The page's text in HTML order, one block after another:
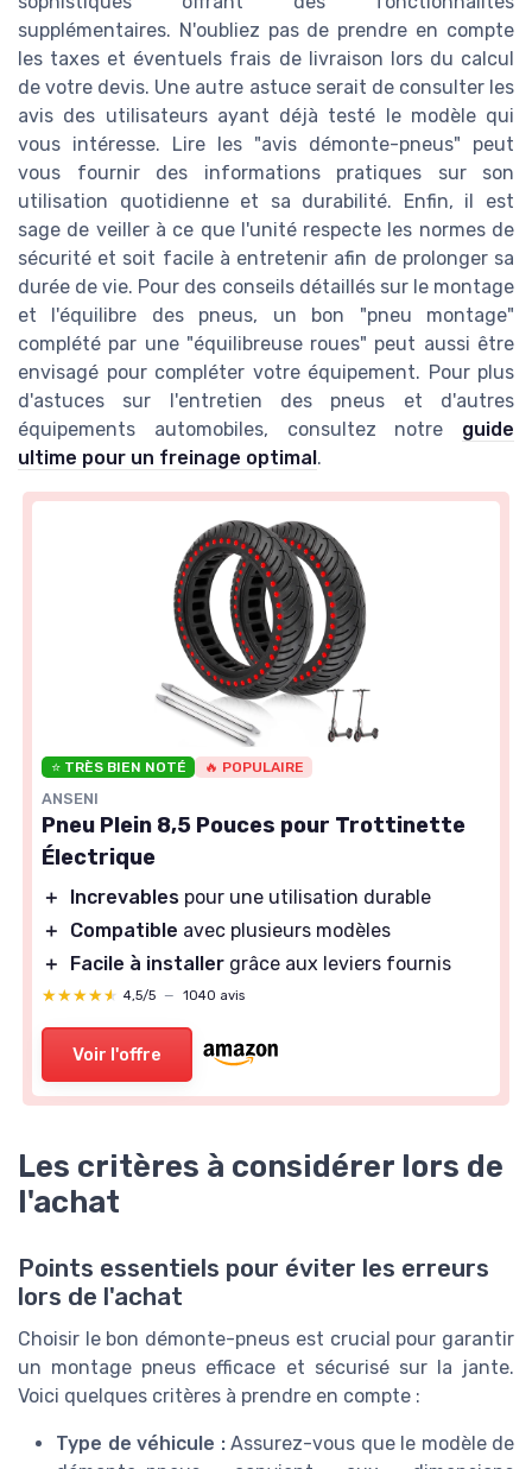
supplémentaires. N'oubliez pas de prendre en compte
les taxes et éventuels frais de livraison lors du calcul
de votre devis. Une autre astuce serait de consulter les
avis des utilisateurs ayant déjà testé le modèle qui
vous intéresse. Lire les "avis démonte-pneus" peut
vous fournir des informations pratiques sur son
utilisation quotidienne et sa durabilité. Enfin, il est
sage de veiller à ce que l'unité respecte les normes de
sécurité et soit facile à entretenir afin de prolonger sa
durée de vie. Pour des conseils détaillés sur le montage
et l'équilibre des pneus, un bon "pneu montage"
complété par une "équilibreuse roues" peut aussi être
envisagé pour compléter votre équipement. Pour plus
d'astuces sur l'entretien des pneus et d'autres
équipements automobiles, consultez notre guide
ultime pour un freinage optimal.
⭐ TRÈS BIEN NOTÉ 🔥 POPULAIRE
ANSENI
Pneu Plein 8,5 Pouces pour Trottinette
Électrique
＋ Increvables pour une utilisation durable
＋
Compatible avec plusieurs modèles
＋
Facile à installer grâce aux leviers fournis
★★★★★
★★★★★ 4,5/5 — 1040 avis
Voir l'offre
Les critères à considérer lors de
l'achat
Points essentiels pour éviter les erreurs
lors de l'achat
Choisir le bon démonte-pneus est crucial pour garantir
un montage pneus efficace et sécurisé sur la jante.
Voici quelques critères à prendre en compte :
Type de véhicule :Assurez-vous que le modèle de